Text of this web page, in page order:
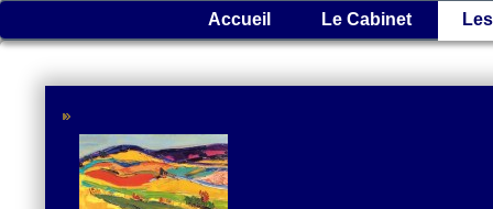
Accueil Le Cabinet